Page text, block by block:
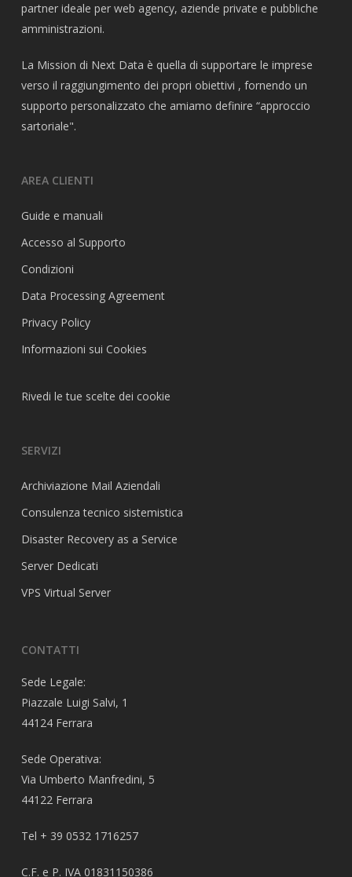
partner ideale per web agency, aziende private e pubbliche
amministrazioni.
La Mission di Next Data è quella di supportare le imprese
verso il raggiungimento dei propri obiettivi , fornendo un
supporto personalizzato che amiamo definire “approccio
sartoriale".
AREA CLIENTI
Guide e manuali
Accesso al Supporto
Condizioni
Data Processing Agreement
Privacy Policy
Informazioni sui Cookies
Rivedi le tue scelte dei cookie
SERVIZI
Archiviazione Mail Aziendali
Consulenza tecnico sistemistica
Disaster Recovery as a Service
Server Dedicati
VPS Virtual Server
CONTATTI
Sede Legale:
Piazzale Luigi Salvi, 1
44124 Ferrara
Sede Operativa:
Via Umberto Manfredini, 5
44122 Ferrara
Tel + 39 0532 1716257
C.F. e P. IVA 01831150386